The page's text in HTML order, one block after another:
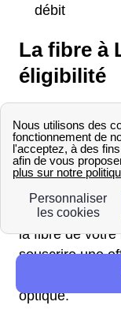
débit
La fibre à
éligibilité
meilleur ratio
La Seyne-Sur-
est bien plus
l'ADSL. Lors
nouvelle
la fibre de
souscrire une
logements
optique.